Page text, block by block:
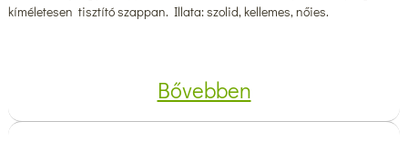
kíméletesen tisztító szappan. Illata: szolid, kellemes, nőies.
Bővebben